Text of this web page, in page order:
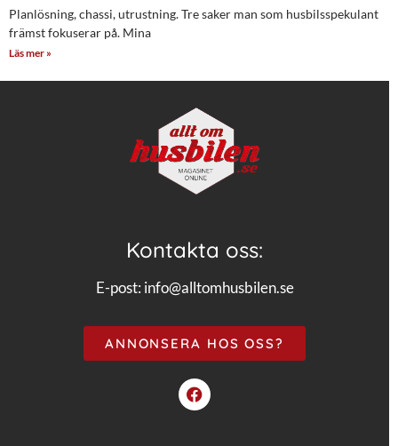
Planlösning, chassi, utrustning. Tre saker man som husbilsspekulant
främst fokuserar på. Mina
Läs mer »
Kontakta oss:
E-post: info@alltomhusbilen.se
ANNONSERA HOS OSS?